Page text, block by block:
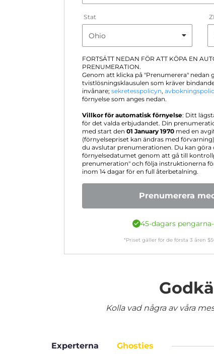
Stat
FORTSÄTT NEDAN FÖR ATT KÖPA EN
PRENUMERATION.
Genom att klicka på "Prenumerera" nedan
tvistlösningsklausulen som kräver
invånare; sekretesspolicyn,
förnyelse som anges nedan.
Villkor för automatisk förnyelse: Ditt
för det valda erbjudandet. Din
med start den 01 January 1970 med en
(förnyelsepriset kan ändras med
du avslutar prenumerationen. Du kan
förnyelsedatumet genom att gå till
prenumeration" och följa instruktionerna
inom 14 dagar för en full återbetalning.
Prenumerera
45-dagars
*Priset gäller för de första 3 åren $
Kolla vad några av våra
Experterna Ghosties